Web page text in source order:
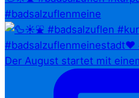
#badsalzuflenmeine
Der August startet mit